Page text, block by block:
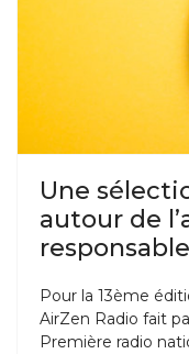
Une
autour de
responsable
Pour la 13ème
AirZen Radio fait
Première radio